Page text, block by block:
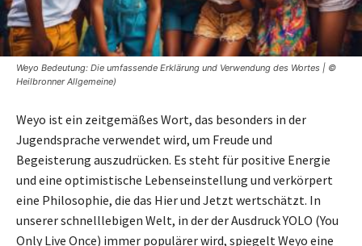
Weyo Bedeutung: Die umfassende Erklärung und Verwendung des Wortes | ©
Heilbronner Allgemeine)
Weyo ist ein zeitgemäßes Wort, das besonders in der
Jugendsprache verwendet wird, um Freude und
Begeisterung auszudrücken. Es steht für positive Energie
und eine optimistische Lebenseinstellung und verkörpert
eine Philosophie, die das Hier und Jetzt wertschätzt. In
unserer schnelllebigen Welt, in der der Ausdruck YOLO (You
Only Live Once) immer populärer wird, spiegelt Weyo eine